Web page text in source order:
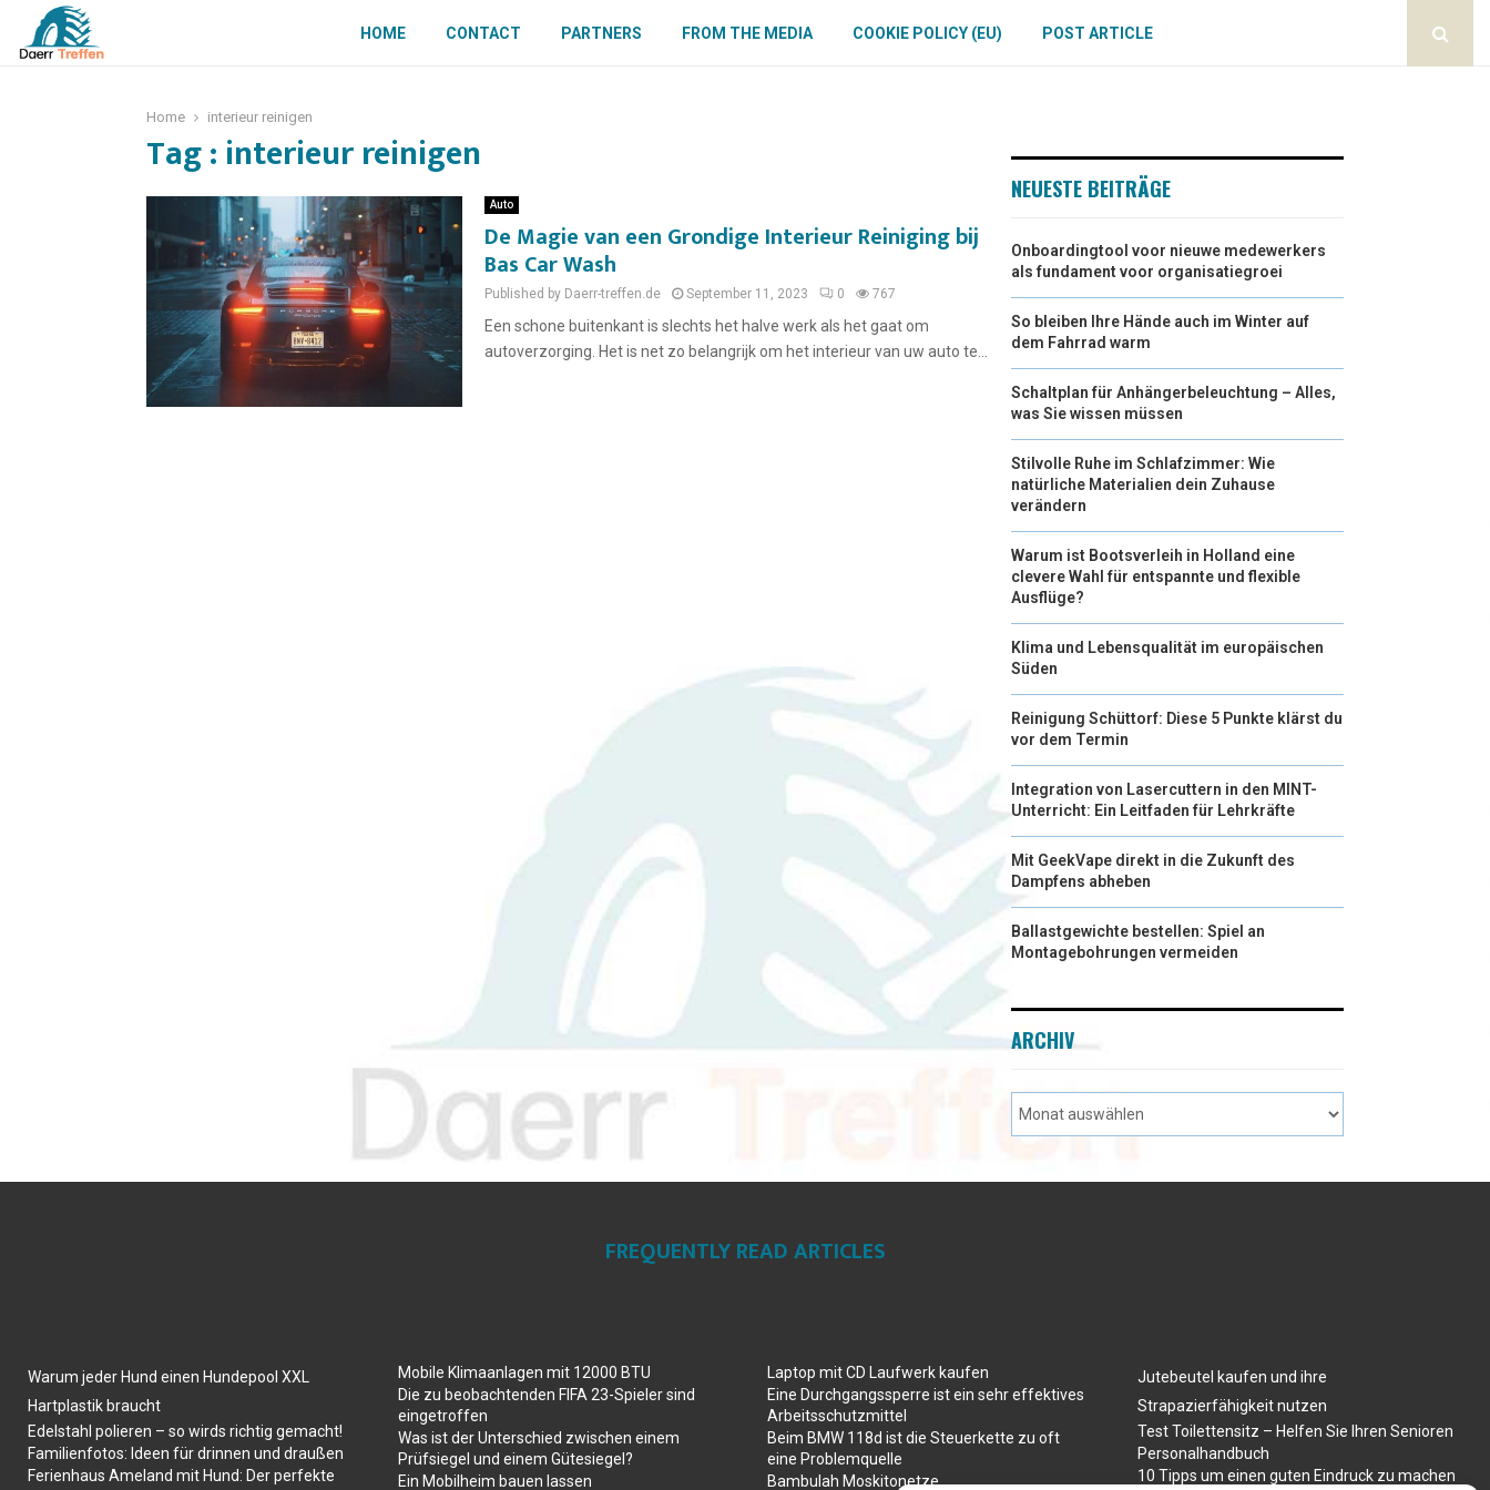
HOME CONTACT PARTNERS FROM THE MEDIA COOKIE POLICY (EU) POST ARTICLE
Home interieur reinigen
Tag : interieur reinigen
Auto
De Magie van een Grondige Interieur Reiniging bij
Bas Car Wash
Published by Daerr-treffen.de September 11, 2023 0 767
Een schone buitenkant is slechts het halve werk als het gaat om
autoverzorging. Het is net zo belangrijk om het interieur van uw auto te...
NEUESTE BEITRÄGE
Onboardingtool voor nieuwe medewerkers
als fundament voor organisatiegroei
So bleiben Ihre Hände auch im Winter auf
dem Fahrrad warm
Schaltplan für Anhängerbeleuchtung – Alles,
was Sie wissen müssen
Stilvolle Ruhe im Schlafzimmer: Wie
natürliche Materialien dein Zuhause
verändern
Warum ist Bootsverleih in Holland eine
clevere Wahl für entspannte und flexible
Ausflüge?
Klima und Lebensqualität im europäischen
Süden
Reinigung Schüttorf: Diese 5 Punkte klärst du
vor dem Termin
Integration von Lasercuttern in den MINT-
Unterricht: Ein Leitfaden für Lehrkräfte
Mit GeekVape direkt in die Zukunft des
Dampfens abheben
Ballastgewichte bestellen: Spiel an
Montagebohrungen vermeiden
ARCHIV
FREQUENTLY READ ARTICLES
Warum jeder Hund einen Hundepool XXL
Hartplastik braucht
Edelstahl polieren – so wirds richtig gemacht!
Familienfotos: Ideen für drinnen und draußen
Ferienhaus Ameland mit Hund: Der perfekte
Mobile Klimaanlagen mit 12000 BTU
Die zu beobachtenden FIFA 23-Spieler sind
eingetroffen
Was ist der Unterschied zwischen einem
Prüfsiegel und einem Gütesiegel?
Ein Mobilheim bauen lassen
Laptop mit CD Laufwerk kaufen
Eine Durchgangssperre ist ein sehr effektives
Arbeitsschutzmittel
Beim BMW 118d ist die Steuerkette zu oft
eine Problemquelle
Bambulah Moskitonetze
Jutebeutel kaufen und ihre
Strapazierfähigkeit nutzen
Test Toilettensitz – Helfen Sie Ihren Senioren
Personalhandbuch
10 Tipps um einen guten Eindruck zu machen